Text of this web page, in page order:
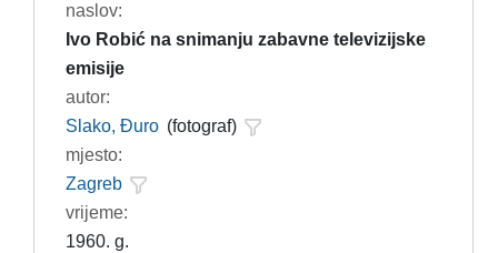
naslov:
Ivo Robić na snimanju zabavne televizijske
emisije
autor:
Slako, Đuro (fotograf)
mjesto:
Zagreb
vrijeme:
1960. g.